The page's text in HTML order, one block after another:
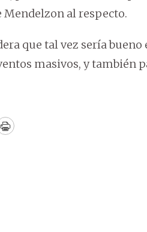
Mendelzon al respecto.
que tal vez sería
masivos, y también
Print